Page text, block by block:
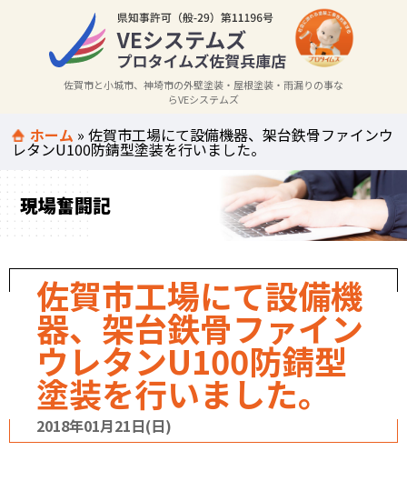
佐賀市と小城市、神埼市の外壁塗装・屋根塗装・雨漏りの事な
らVEシステムズ
ホーム »佐賀市工場にて設備機器、架台鉄骨ファインウ
レタンU100防錆型塗装を行いました。
現場奮闘記
佐賀市工場にて設備機
器、架台鉄骨ファイン
ウレタンU100防錆型
塗装を行いました。
2018年01月21日(日)